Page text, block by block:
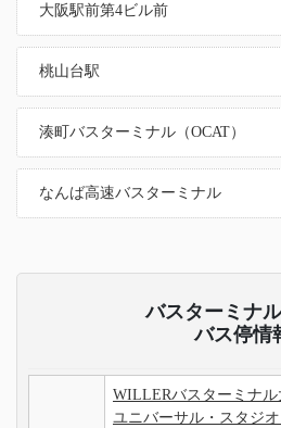
大阪駅前第4ビル前
桃山台駅
湊町バスターミナル（OCAT）
なんば高速バスターミナル
バスターミナル
バス停情
WILLERバスターミナル
ユニバーサル・スタジ